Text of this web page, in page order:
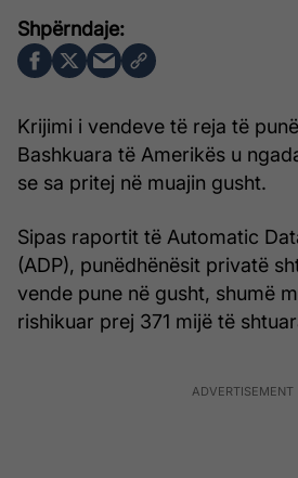
Krijimi i vendeve të reja të
Bashkuara të Amerikës u
se sa pritej në muajin gusht.
Sipas raportit të Automatic
(ADP), punëdhënësit privatë
vende pune në gusht, shumë
rishikuar prej 371 mijë të